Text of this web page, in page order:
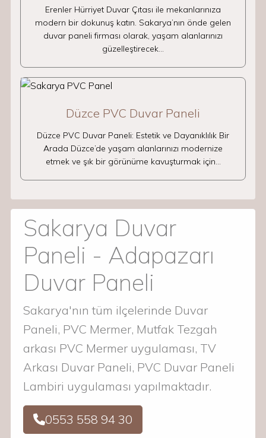
Erenler Hürriyet Duvar Çıtası ile mekanlarınıza
modern bir dokunuş katın. Sakarya’nın önde gelen
duvar paneli firması olarak, yaşam alanlarınızı
güzelleştirecek…
Düzce PVC Duvar Paneli
Düzce PVC Duvar Paneli: Estetik ve Dayanıklılık Bir
Arada Düzce’de yaşam alanlarınızı modernize
etmek ve şık bir görünüme kavuşturmak için…
Sakarya Duvar
Paneli - Adapazarı
Duvar Paneli
Sakarya'nın tüm ilçelerinde Duvar
Paneli, PVC Mermer, Mutfak Tezgah
arkası PVC Mermer uygulaması, TV
Arkası Duvar Paneli, PVC Duvar Paneli
Lambiri uygulaması yapılmaktadır.
0553 558 94 30